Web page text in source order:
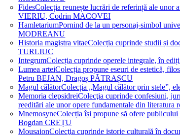
FidesColecția reunește lucrări de referință ale
VIERIU, Codrin MACOVEI
HamletariumPornind de la un personaj-simbol
MODREANU
Historia magistra vitaeColecția cuprinde studii și
TURLIUC
IntegrumColecția cuprinde operele integrale, în
Lumea arteiColecția propune eseuri de estetică,
Petru BEJAN, Dragoș PĂTRAȘCU
Magul călătorColecția „Magul călător prin stele”,
Memoria clepsidreiColecţia cuprinde confesiuni,
reeditări ale unor opere fundamentale din
MnemosyneColecția își propune să ofere
Bogdan CREȚU
MousaionColecţia cuprinde istorie culturală în